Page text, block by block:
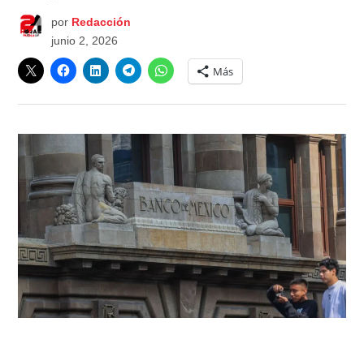
por Redacción
junio 2, 2026
Más